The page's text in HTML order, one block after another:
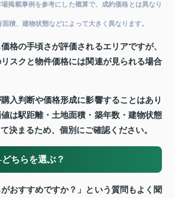
掲載事例を参考にした概算で、成約価格とは異なり
積、建物状態などによって大きく異なります。
格の手頃さが評価されるエリアですが、
スクと物件価格には関連が見られる場合
入判断や価格形成に影響することはあり
は駅距離・土地面積・築年数・建物状態
決まるため、個別にご確認ください。
ちらを選ぶ？
がおすすめですか？」という質問もよく聞